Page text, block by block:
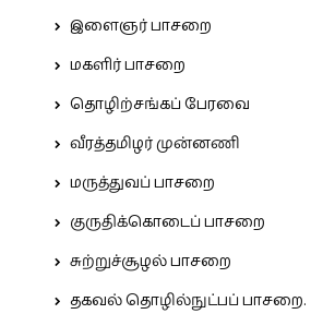
இளைஞர் பாசறை
மகளிர் பாசறை
தொழிற்சங்கப் பேரவை
வீரத்தமிழர் முன்னணி
மருத்துவப் பாசறை
குருதிக்கொடைப் பாசறை
சுற்றுச்சூழல் பாசறை
தகவல் தொழில்நுட்பப் பாசறை.